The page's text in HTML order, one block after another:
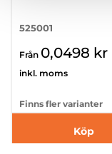
525001
Från 0,0498 kr
inkl. moms
Finns fler varianter
Köp